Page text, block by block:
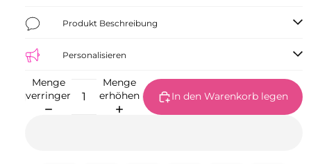
Produkt Beschreibung
Personalisieren
Menge
verringern
Menge
erhöhen
In den Warenkorb legen